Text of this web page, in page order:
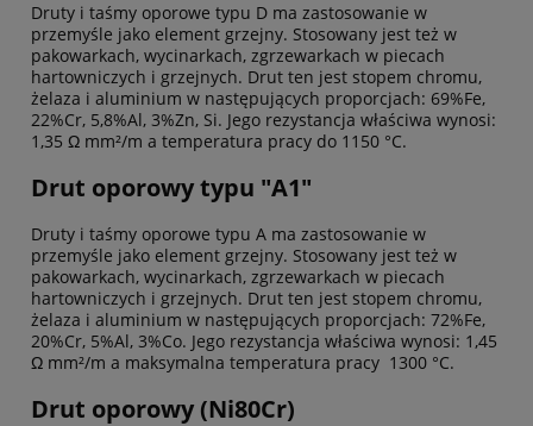
Druty i taśmy oporowe typu D ma zastosowanie w
przemyśle jako element grzejny. Stosowany jest też w
pakowarkach, wycinarkach, zgrzewarkach w piecach
hartowniczych i grzejnych. Drut ten jest stopem chromu,
żelaza i aluminium w następujących proporcjach: 69%Fe,
22%Cr, 5,8%Al, 3%Zn, Si. Jego rezystancja właściwa wynosi:
1,35 Ω mm²/m a temperatura pracy do 1150 °C.
Drut oporowy typu "A1"
Druty i taśmy oporowe typu A ma zastosowanie w
przemyśle jako element grzejny. Stosowany jest też w
pakowarkach, wycinarkach, zgrzewarkach w piecach
hartowniczych i grzejnych. Drut ten jest stopem chromu,
żelaza i aluminium w następujących proporcjach: 72%Fe,
20%Cr, 5%Al, 3%Co. Jego rezystancja właściwa wynosi: 1,45
Ω mm²/m a maksymalna temperatura pracy 1300 °C.
Drut oporowy (Ni80Cr)